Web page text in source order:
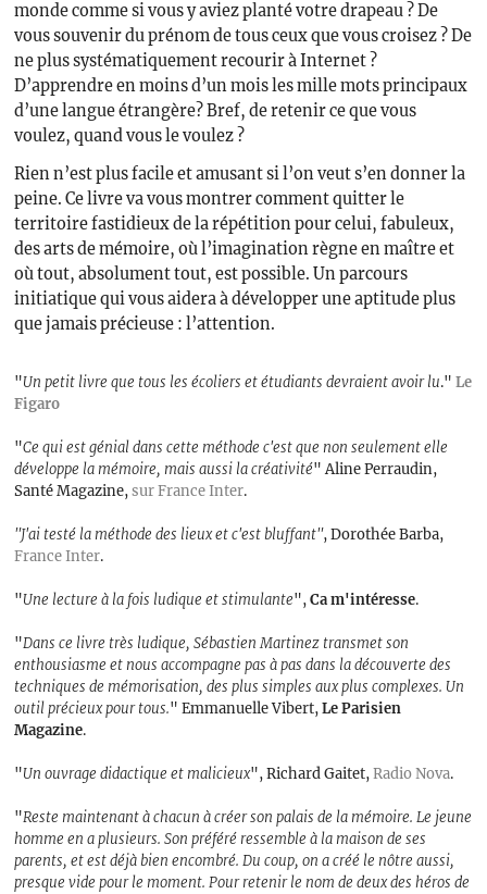
monde comme si vous y aviez planté votre drapeau ? De
vous souvenir du prénom de tous ceux que vous croisez ? De
ne plus systématiquement recourir à Internet ?
D’apprendre en moins d’un mois les mille mots principaux
d’une langue étrangère? Bref, de retenir ce que vous
voulez, quand vous le voulez ?
Rien n’est plus facile et amusant si l’on veut s’en donner la
peine. Ce livre va vous montrer comment quitter le
territoire fastidieux de la répétition pour celui, fabuleux,
des arts de mémoire, où l’imagination règne en maître et
où tout, absolument tout, est possible. Un parcours
initiatique qui vous aidera à développer une aptitude plus
que jamais précieuse : l’attention.
"Un petit livre que tous les écoliers et étudiants devraient avoir lu." Le
Figaro
"Ce qui est génial dans cette méthode c'est que non seulement elle
développe la mémoire, mais aussi la créativité" Aline Perraudin,
Santé Magazine,sur France Inter.
"J'ai testé la méthode des lieux et c'est bluffant", Dorothée Barba,
France Inter.
"Une lecture à la fois ludique et stimulante",Ca m'intéresse.
"Dans ce livre très ludique, Sébastien Martinez transmet son
enthousiasme et nous accompagne pas à pas dans la découverte des
techniques de mémorisation, des plus simples aux plus complexes. Un
outil précieux pour tous." Emmanuelle Vibert,Le Parisien
Magazine.
"Un ouvrage didactique et malicieux", Richard Gaitet,Radio Nova.
"Reste maintenant à chacun à créer son palais de la mémoire. Le jeune
homme en a plusieurs. Son préféré ressemble à la maison de ses
parents, et est déjà bien encombré. Du coup, on a créé le nôtre aussi,
presque vide pour le moment. Pour retenir le nom de deux des héros de